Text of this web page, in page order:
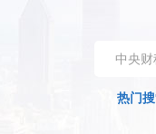
中央
热门